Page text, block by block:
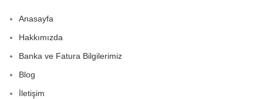
Anasayfa
Hakkımızda
Banka ve Fatura Bilgilerimiz
Blog
İletişim